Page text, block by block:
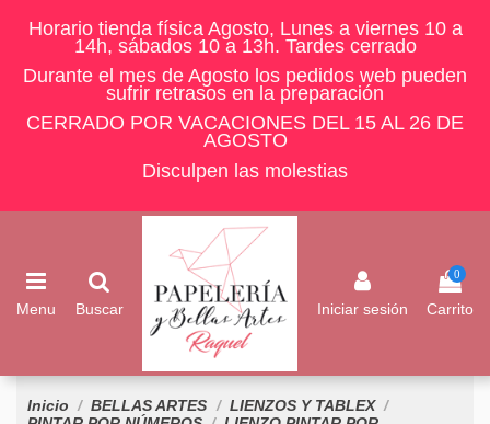
Horario tienda física Agosto, Lunes a viernes 10 a
14h, sábados 10 a 13h. Tardes cerrado
Durante el mes de Agosto los pedidos web pueden
sufrir retrasos en la preparación
CERRADO POR VACACIONES DEL 15 AL 26 DE
AGOSTO
Disculpen las molestias
Menu Buscar Iniciar sesión
0
Carrito
Inicio BELLAS ARTES
LIENZOS Y TABLEX